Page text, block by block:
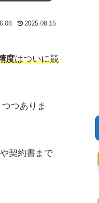
2025.08.15
度はついに競
つつありま
契約書まで